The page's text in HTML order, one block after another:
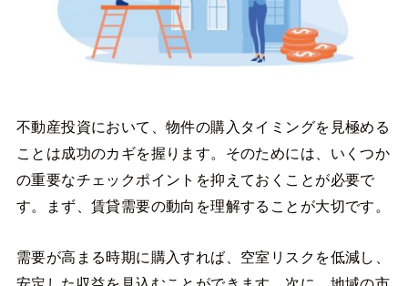
不動産投資において、物件の購入タイミングを見極める
ことは成功のカギを握ります。そのためには、いくつか
の重要なチェックポイントを抑えておくことが必要で
す。まず、賃貸需要の動向を理解することが大切です。
需要が高まる時期に購入すれば、空室リスクを低減し、